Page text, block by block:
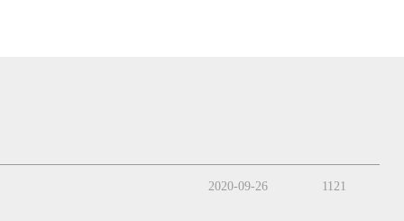
2020-09-26 1121